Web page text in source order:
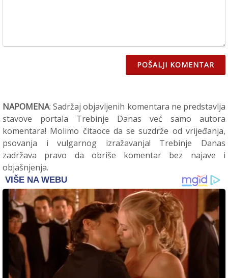
POŠALJI KOMENTAR
NAPOMENA: Sadržaj objavljenih komentara ne predstavlja
stavove portala Trebinje Danas već samo autora
komentara! Molimo čitaoce da se suzdrže od vrijeđanja,
psovanja i vulgarnog izražavanja! Trebinje Danas
zadržava pravo da obriše komentar bez najave i
objašnjenja.